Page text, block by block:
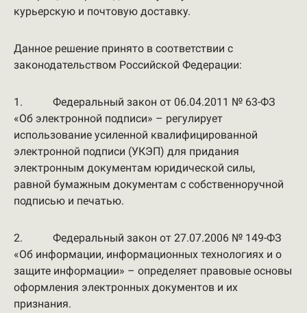
курьерскую и почтовую доставку.
Данное решение принято в соответствии с
законодательством Российской Федерации:
1. Федеральный закон от 06.04.2011 № 63-ФЗ
«Об электронной подписи» – регулирует
использование усиленной квалифицированной
электронной подписи (УКЭП) для придания
электронным документам юридической силы,
равной бумажным документам с собственноручной
подписью и печатью.
2. Федеральный закон от 27.07.2006 № 149-ФЗ
«Об информации, информационных технологиях и о
защите информации» – определяет правовые основы
оформления электронных документов и их
признания.